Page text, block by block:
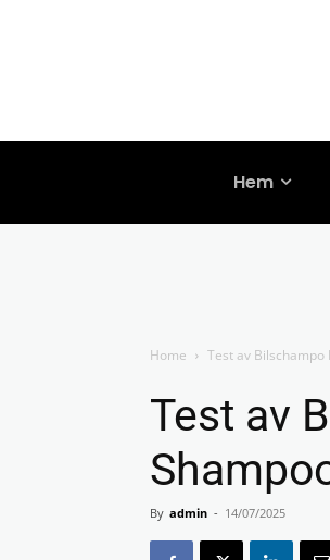
Hem
Home Test av Bilschampo
Test av
By admin - 14/07/2025